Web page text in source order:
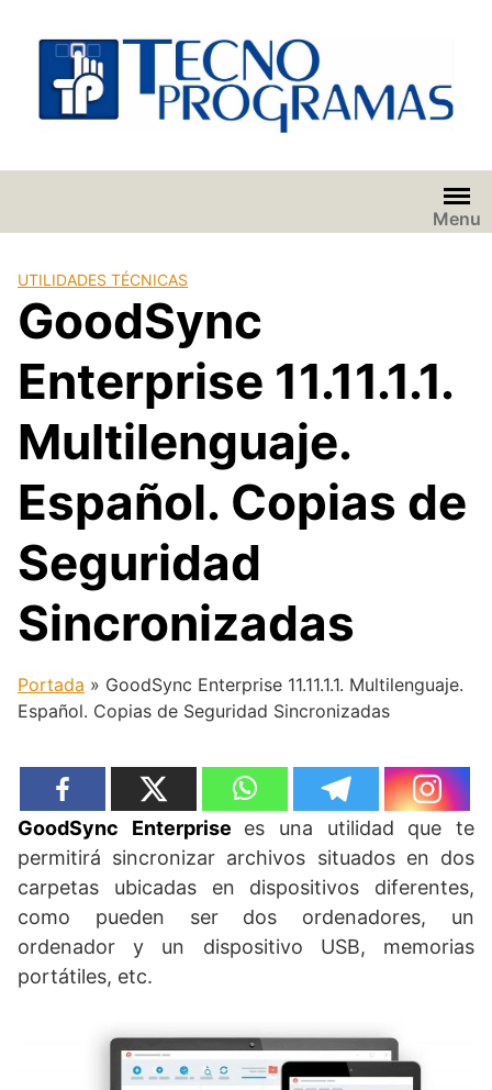
contenido
Menu
UTILIDADES TÉCNICAS
GoodSync
Enterprise 11.11.1.1.
Multilenguaje.
Español. Copias de
Seguridad
Sincronizadas
Portada » GoodSync Enterprise 11.11.1.1. Multilenguaje.
Español. Copias de Seguridad Sincronizadas
GoodSync Enterprise es una utilidad que te
permitirá sincronizar archivos situados en dos
carpetas ubicadas en dispositivos diferentes,
como pueden ser dos ordenadores, un
ordenador y un dispositivo USB, memorias
portátiles, etc.